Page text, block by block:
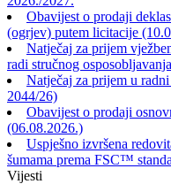
Obavijest o prodaji
(ogrjev) putem licitacije
Natječaj za prijem
radi stručnog
Natječaj za prijem u
2044/26)
Obavijest o prodaji
(06.08.2026.)
Uspješno izvršena
šumama prema FSC™
Vijesti